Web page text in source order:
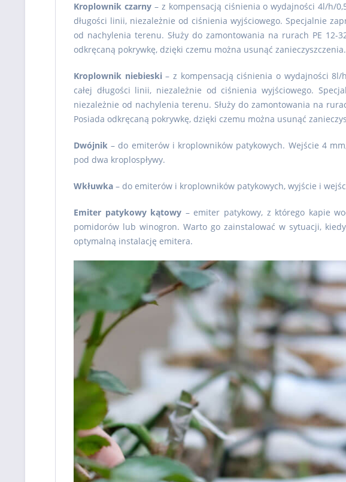
Kroplownik czarny– z kompensacją ciśnienia o wydajności 4l/h/
długości linii, niezależnie od ciśnienia wyjściowego. Specjalnie
od nachylenia terenu. Służy do zamontowania na rurach PE
odkręcaną pokrywkę, dzięki czemu można usunąć zanieczyszczenia.
Kroplownik niebieski– z kompensacją ciśnienia o wydajności 8l/
całej długości linii, niezależnie od ciśnienia wyjściowego.
niezależnie od nachylenia terenu. Służy do zamontowania na
Posiada odkręcaną pokrywkę, dzięki czemu można usunąć
Dwójnik – do emiterów i kroplowników patykowych. Wejście 4
pod dwa kroplospływy.
Wkłuwka – do emiterów i kroplowników patykowych, wyjście i
Emiter patykowy kątowy – emiter patykowy, z którego kapie
pomidorów lub winogron. Warto go zainstalować w sytuacji,
optymalną instalację emitera.